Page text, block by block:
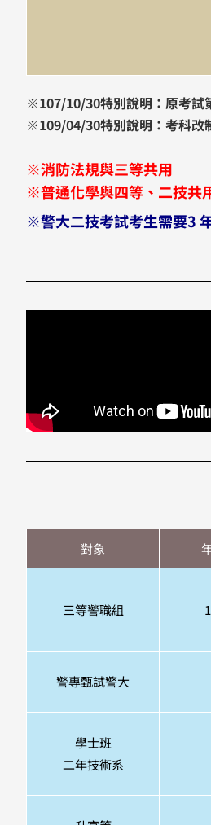
※107/10/30特別說明：原考試
※109/04/30特別說明： 考科改
※消防法規與三等共用
※普通化學與四等、二技共
※警大二技考試考生需要3
對象
三等警職組
警專甄試警大
學士班
二年技術系